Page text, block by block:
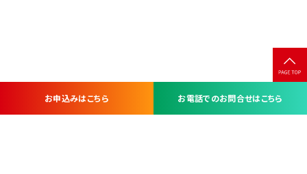
お申込みはこちら お電話でのお問合せはこちら